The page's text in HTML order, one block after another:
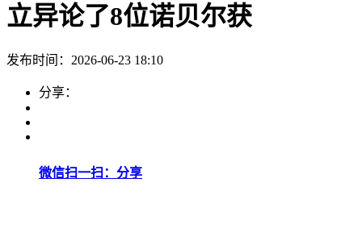
立异论了8位诺贝尔获
发布时间：2026-06-23 18:10
分享：
微信扫一扫：分享